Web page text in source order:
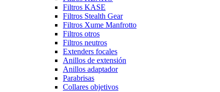
Filtros KASE
Filtros Stealth Gear
Filtros Xume Manfrotto
Filtros otros
Filtros neutros
Extenders focales
Anillos de extensión
Anillos adaptador
Parabrisas
Collares objetivos